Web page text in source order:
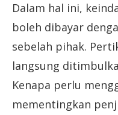
Dalam hal ini,
boleh dibayar
sebelah pihak.
langsung
Kenapa perlu
mementingkan